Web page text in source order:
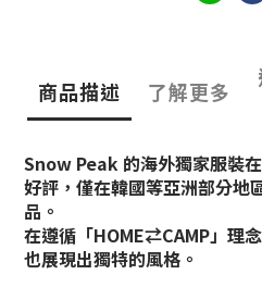
商品描述 了解更多
Snow Peak 的海外獨家服裝
好評， 僅在韓國等亞洲部分地
品。
在遵循「HOME⇄CAMP」理
也展現出獨特的風格。